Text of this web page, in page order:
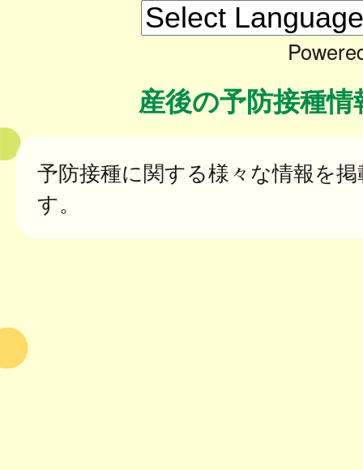
産後の予防接種情
予防接種に関する様々な情報を
す。